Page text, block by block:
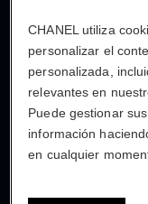
CHANEL utiliza
personalizar el
personalizada,
relevantes en
Puede gestionar
información
en cualquier